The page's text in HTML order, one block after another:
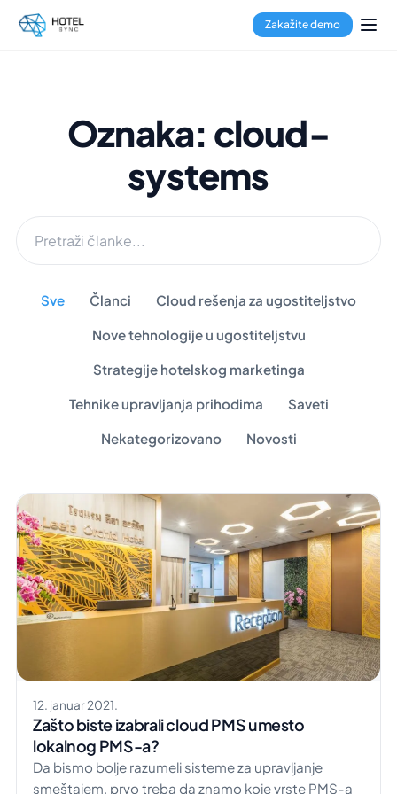
Zakažite demo
Oznaka: cloud-
systems
Sve Članci Cloud rešenja za ugostiteljstvo
Nove tehnologije u ugostiteljstvu
Strategije hotelskog marketinga
Tehnike upravljanja prihodima Saveti
Nekategorizovano Novosti
12. januar 2021.
Zašto biste izabrali cloud PMS umesto
lokalnog PMS-a?
Da bismo bolje razumeli sisteme za upravljanje
smeštajem, prvo treba da znamo koje vrste PMS-a